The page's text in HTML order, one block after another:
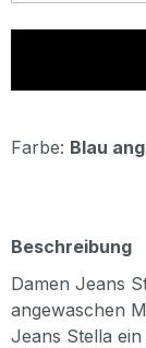
Farbe: Blau
Beschreibung
Damen Jeans
angewaschen
Jeans Stella